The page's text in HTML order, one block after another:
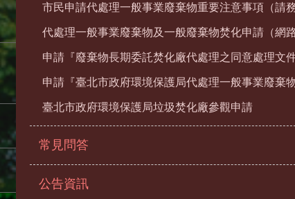
市民申請代處理一般事業廢棄物重要注意事項（請務
代處理一般事業廢棄物及一般廢棄物焚化申請（網路
申請『廢棄物長期委託焚化廠代處理之同意處理文件
申請『臺北市政府環境保護局代處理一般事業廢棄
臺北市政府環境保護局垃圾焚化廠參觀申請
常見問答
公告資訊